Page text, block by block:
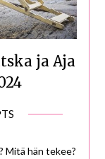
ja Aja
Mitä hän tekee?